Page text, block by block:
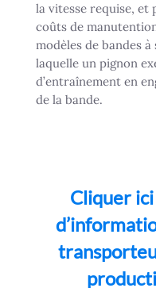
la vitesse requise, et
coûts de
modèles de bandes à
laquelle un pignon
d’entraînement en
de la bande.
Cliquer